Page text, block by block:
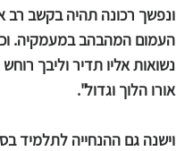
ונפשך רכונה תהיה בקשב רב
העמום המהבהב במעמקיה.
נשואות אליו תדיר וליבך
אורו הלוך וגדול".
וישנה גם ההנחייה לתלמיד